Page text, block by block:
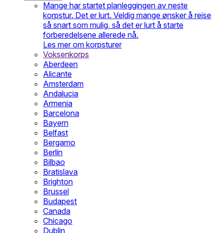
Mange har startet planleggingen av neste
korpstur. Det er lurt. Veldig mange ønsker å reise
så snart som mulig, så det er lurt å starte
forberedelsene allerede nå.
Les mer om korpsturer
Voksenkorps
Aberdeen
Alicante
Amsterdam
Andalucia
Armenia
Barcelona
Bayern
Belfast
Bergamo
Berlin
Bilbao
Bratislava
Brighton
Brussel
Budapest
Canada
Chicago
Dublin